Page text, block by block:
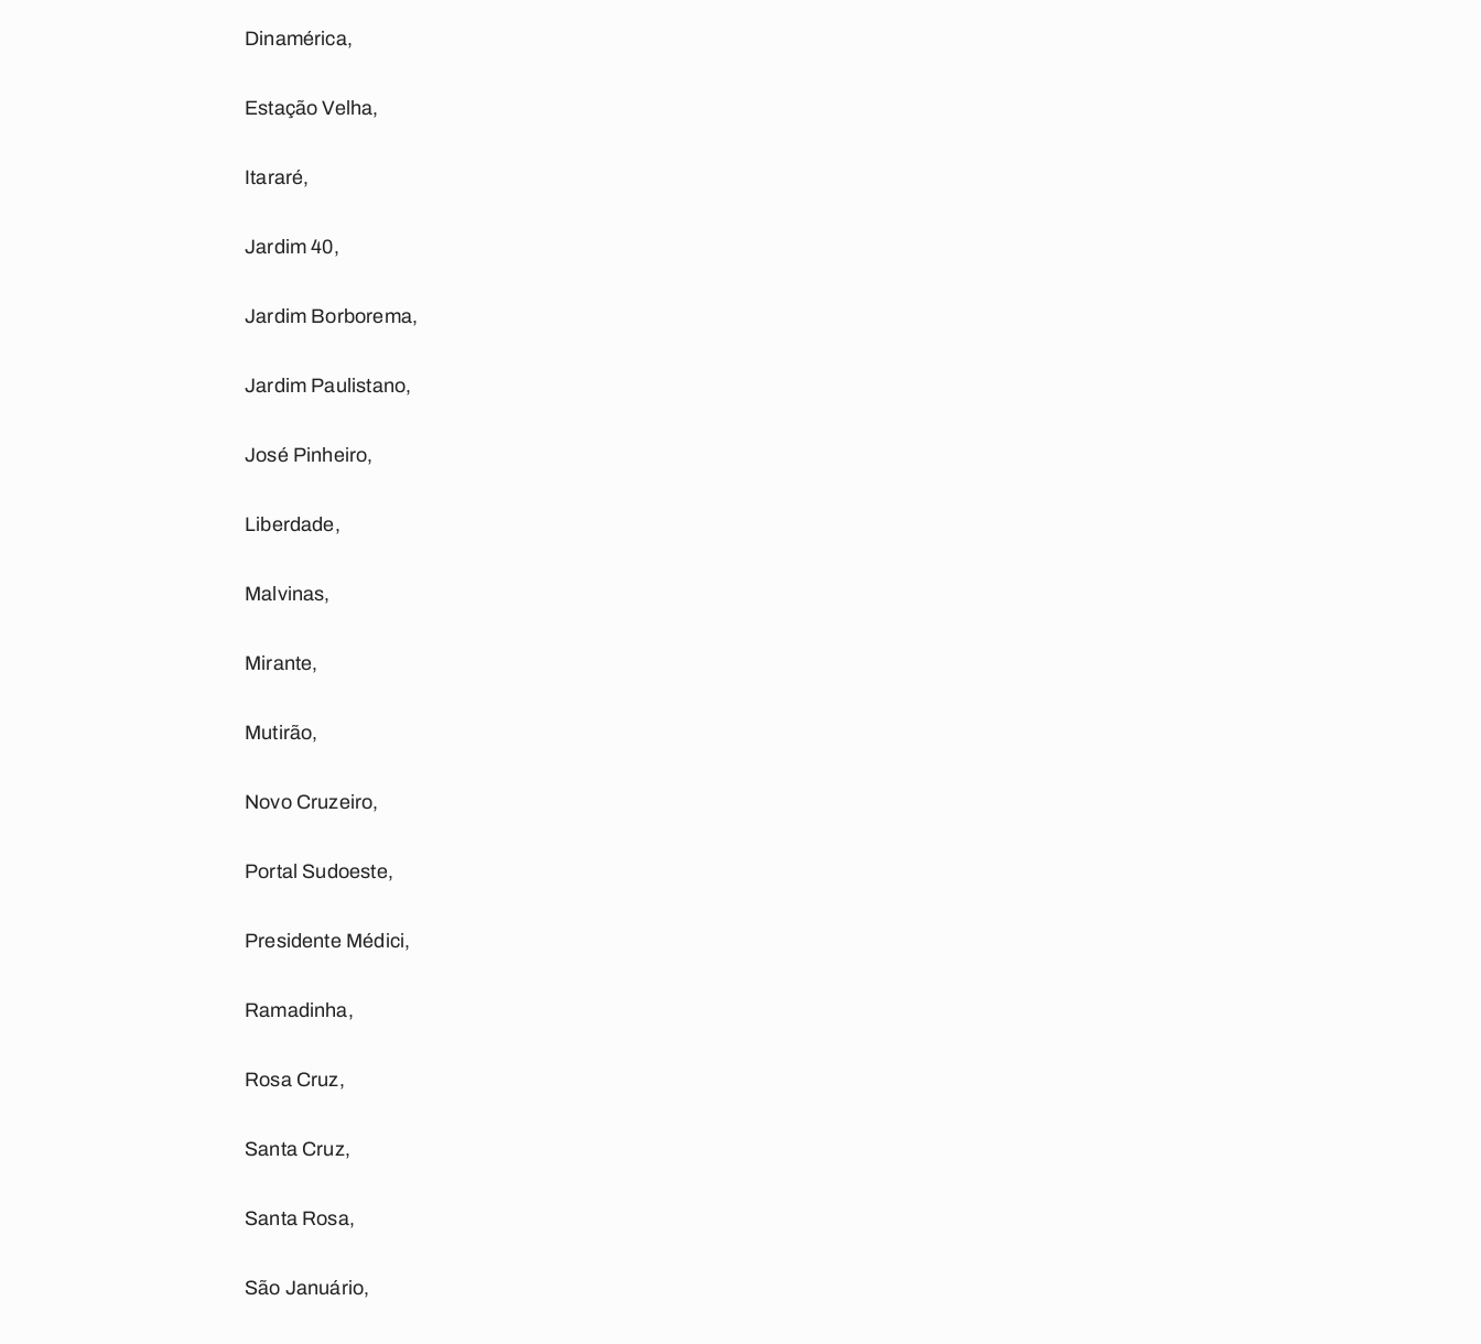
Dinamérica,
Estação Velha,
Itararé,
Jardim 40,
Jardim Borborema,
Jardim Paulistano,
José Pinheiro,
Liberdade,
Malvinas,
Mirante,
Mutirão,
Novo Cruzeiro,
Portal Sudoeste,
Presidente Médici,
Ramadinha,
Rosa Cruz,
Santa Cruz,
Santa Rosa,
São Januário,